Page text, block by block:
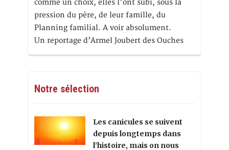
comme un choix, elles l'ont subi, sous la
pression du père, de leur famille, du
Planning familial. A voir absolument.
Un reportage d’Armel Joubert des Ouches
Notre sélection
Les canicules se suivent
depuis longtemps dans
l’histoire, mais on nous